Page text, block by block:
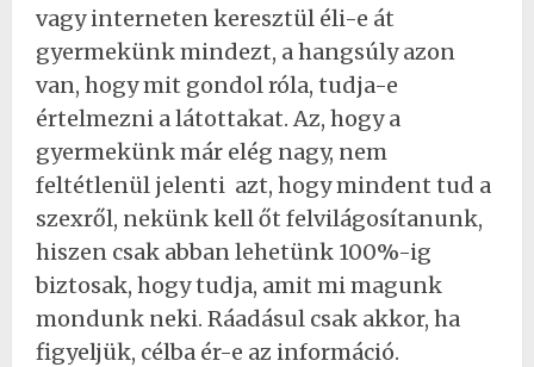
vagy interneten keresztül éli-e át
gyermekünk mindezt, a hangsúly azon
van, hogy mit gondol róla, tudja-e
értelmezni a látottakat. Az, hogy a
gyermekünk már elég nagy, nem
feltétlenül jelenti azt, hogy mindent tud a
szexről, nekünk kell őt felvilágosítanunk,
hiszen csak abban lehetünk 100%-ig
biztosak, hogy tudja, amit mi magunk
mondunk neki. Ráadásul csak akkor, ha
figyeljük, célba ér-e az információ.